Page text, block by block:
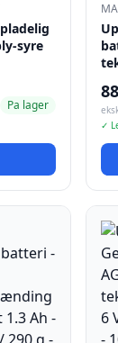
syre
Pa lager
✓